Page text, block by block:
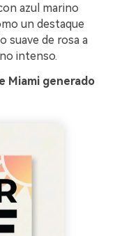
azul marino
un destaque
suave de rosa a
intenso.
Miami generado